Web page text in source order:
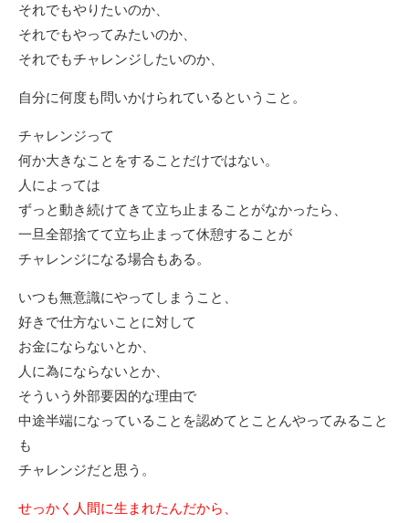
それでもやりたいのか、
それでもやってみたいのか、
それでもチャレンジしたいのか、
自分に何度も問いかけられているということ。
チャレンジって
何か大きなことをすることだけではない。
人によっては
ずっと動き続けてきて立ち止まることがなかったら、
一旦全部捨てて立ち止まって休憩することが
チャレンジになる場合もある。
いつも無意識にやってしまうこと、
好きで仕方ないことに対して
お金にならないとか、
人に為にならないとか、
そういう外部要因的な理由で
中途半端になっていることを認めてとことんやってみること
も
チャレンジだと思う。
せっかく人間に生まれたんだから、